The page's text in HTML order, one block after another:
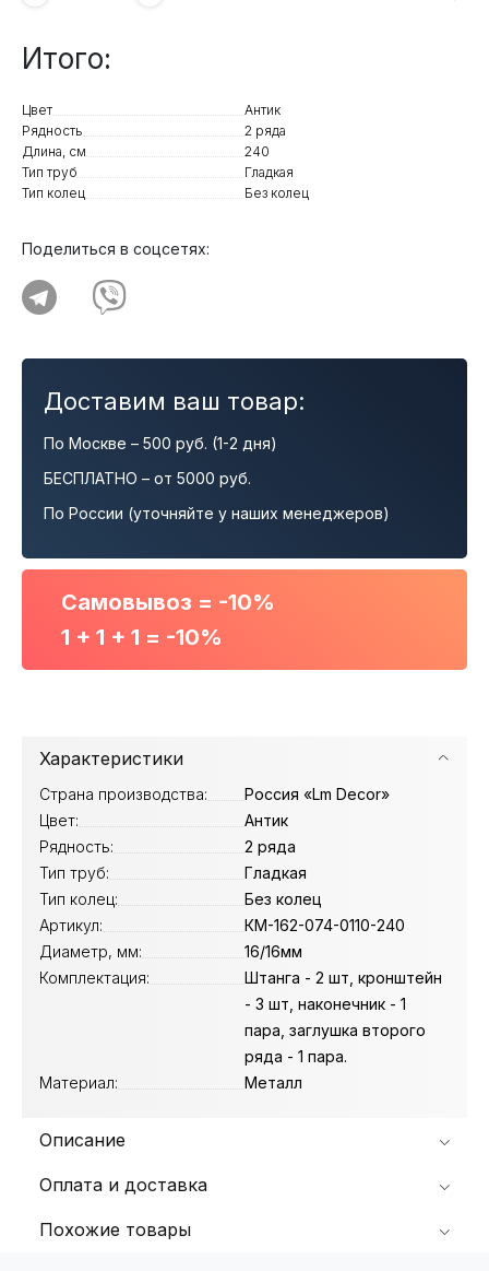
Итого:
Цвет
Антик
Рядность
2 ряда
Длина, см
240
Тип труб
Гладкая
Тип колец
Без колец
Поделиться в соцсетях:
Доставим ваш товар:
По Москве – 500 руб. (1-2 дня)
БЕСПЛАТНО – от 5000 руб.
По России (уточняйте у наших менеджеров)
Самовывоз = -10%
1 + 1 + 1 = -10%
Характеристики
Страна производства:
Россия «Lm Decor»
Цвет:
Антик
Рядность:
2 ряда
Тип труб:
Гладкая
Тип колец:
Без колец
Артикул:
КМ-162-074-0110-240
Диаметр, мм:
16/16мм
Комплектация:
Штанга - 2 шт, кронштейн
- 3 шт, наконечник - 1
пара, заглушка второго
ряда - 1 пара.
Материал:
Металл
Описание
Оплата и доставка
Похожие товары